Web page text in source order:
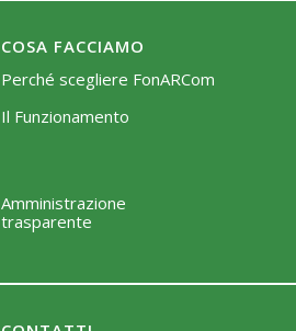
COSA FACCIAMO
Perché scegliere FonARCom
Il Funzionamento
Amministrazione
trasparente